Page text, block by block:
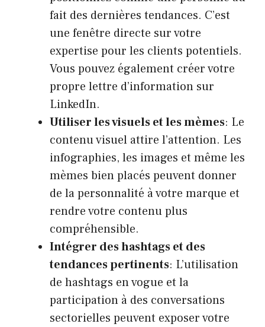
fait des dernières tendances. C’est
une fenêtre directe sur votre
expertise pour les clients potentiels.
Vous pouvez également créer votre
propre lettre d’information sur
LinkedIn.
Utiliser les visuels et les mèmes: Le
contenu visuel attire l’attention. Les
infographies, les images et même les
mèmes bien placés peuvent donner
de la personnalité à votre marque et
rendre votre contenu plus
compréhensible.
Intégrer des hashtags et des
tendances pertinents: L’utilisation
de hashtags en vogue et la
participation à des conversations
sectorielles peuvent exposer votre